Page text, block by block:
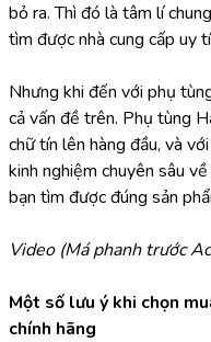
bỏ ra. Thì đó là tâm lí
tìm được nhà cung cấp uy
Nhưng khi đến với phụ
cả vấn đề trên. Phụ tùng
chữ tín lên hàng đầu, và
kinh nghiệm chuyên sâu
bạn tìm được đúng sản
Video (Má phanh trước
Một số lưu ý khi chọn
chính hãng